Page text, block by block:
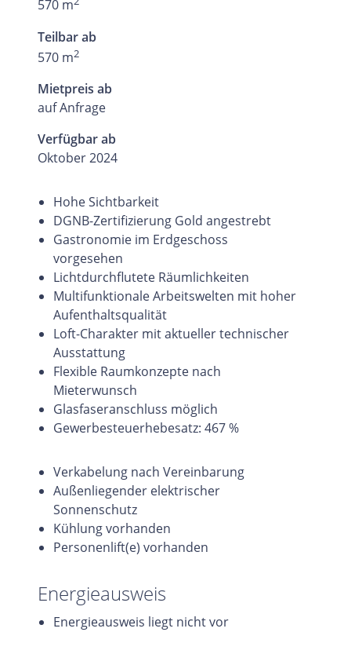
570 m
Teilbar ab
570 m2
Mietpreis ab
auf Anfrage
Verfügbar ab
Oktober 2024
Hohe Sichtbarkeit
DGNB-Zertifizierung Gold angestrebt
Gastronomie im Erdgeschoss
vorgesehen
Lichtdurchflutete Räumlichkeiten
Multifunktionale Arbeitswelten mit hoher
Aufenthaltsqualität
Loft-Charakter mit aktueller technischer
Ausstattung
Flexible Raumkonzepte nach
Mieterwunsch
Glasfaseranschluss möglich
Gewerbesteuerhebesatz: 467 %
Verkabelung nach Vereinbarung
Außenliegender elektrischer
Sonnenschutz
Kühlung vorhanden
Personenlift(e) vorhanden
Energieausweis
Energieausweis liegt nicht vor